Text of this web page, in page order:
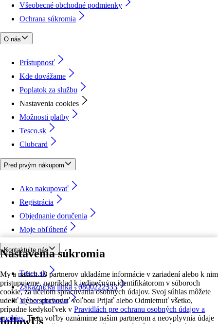
Nastavenia súkromia
My a našich 18 partnerov ukladáme informácie v zariadení alebo k nim
pristupujeme, napríklad k jedinečným identifikátorom v súboroch
cookie, za účelom spracúvania osobných údajov. Svoj súhlas môžete
udeliť alebo spravovať voľbou Prijať alebo Odmietnuť všetko,
prípadne kedykoľvek v Pravidlách pre ochranu osobných údajov a
cookies. Tieto voľby oznámime našim partnerom a neovplyvnia údaje
Všeobecné obchodné podmienky
Ochrana súkromia
O nás
Prístupnosť
Kde dovážame
Poplatok za službu
Nastavenia cookies
Možnosti platby
Tesco.sk
Clubcard
Pred prvým nákupom
Ako nakupovať
Registrácia
Objednanie doručenia
Moje obľúbené
Kontaktujte nás
Tesco.sk
Zákaznícka linka - 0800222333
Výber obchodu
followUs